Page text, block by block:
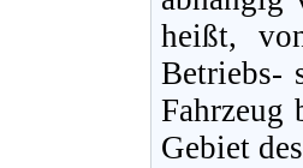
heißt,
Betriebs-
Fahrzeug
Gebiet